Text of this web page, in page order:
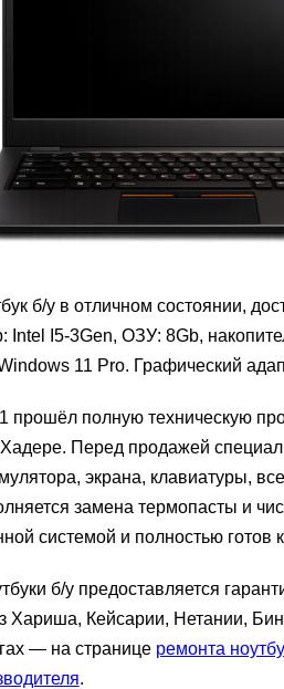
б/у в отличном состоянии,
Intel I5-3Gen, ОЗУ: 8Gb,
11 Pro. Графический
прошёл полную техническую
Перед продажей
экрана, клавиатуры,
замена термопасты и
системой и полностью готов
б/у предоставляется
Хариша, Кейсарии, Нетании,
— на странице ремонта
.